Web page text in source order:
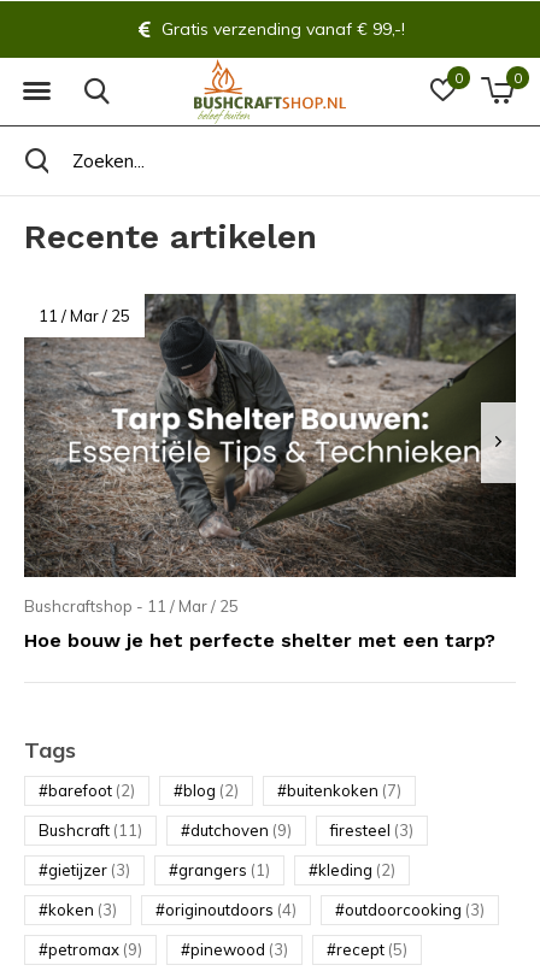
0 0
Gratis verzending vanaf € 99,-!
Recente artikelen
11 / Mar / 25
Bushcraftshop - 11 / Mar / 25
Hoe bouw je het perfecte shelter met een tarp?
Tags
#barefoot (2) #blog (2) #buitenkoken (7)
Bushcraft (11) #dutchoven (9) firesteel (3)
#gietijzer (3) #grangers (1) #kleding (2)
#koken (3) #originoutdoors (4) #outdoorcooking (3)
#petromax (9) #pinewood (3) #recept (5)